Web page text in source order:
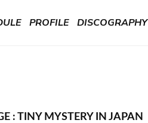
PROFILE DISCOGRAPHY
: TINY MYSTERY IN JAPAN